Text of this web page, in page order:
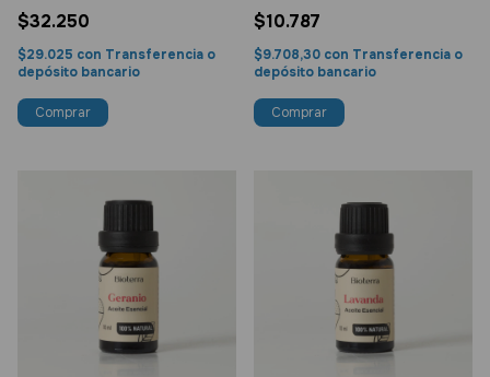
$32.250
$29.025 con Transferencia o
depósito bancario
$10.787
$9.708,30 con Transferencia o
depósito bancario